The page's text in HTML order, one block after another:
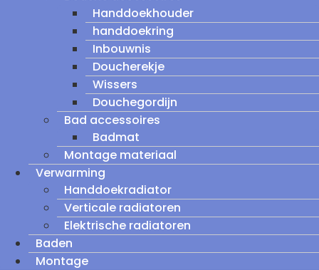
Handdoekhouder
handdoekring
Inbouwnis
Doucherekje
Wissers
Douchegordijn
Bad accessoires
Badmat
Montage materiaal
Verwarming
Handdoekradiator
Verticale radiatoren
Elektrische radiatoren
Baden
Montage